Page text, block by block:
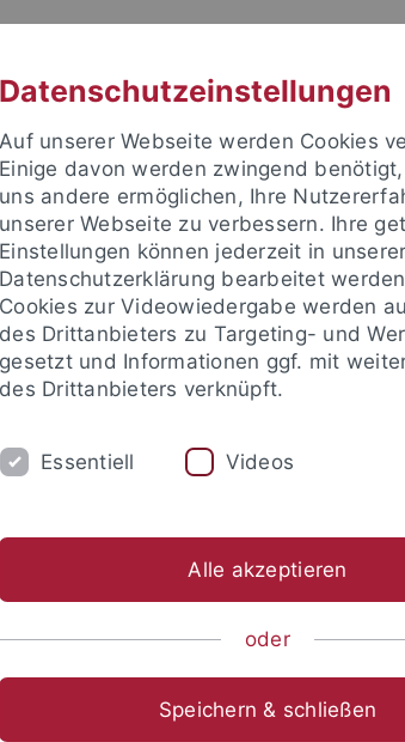
FORSCHUNG
um sich anzumelden:
Datenschutzeinstellungen
Auf unserer Webseite werden Cookies
Einige davon werden zwingend
uns andere ermöglichen, Ihre
unserer Webseite zu verbessern. Ihre
Einstellungen können jederzeit in unserer
Datenschutzerklärung bearbeitet
Cookies zur Videowiedergabe werden
des Drittanbieters zu Targeting- und
gesetzt und Informationen ggf. mit
des Drittanbieters verknüpft.
Essentiell Videos
Alle akzeptieren
oder
Speichern & schließen